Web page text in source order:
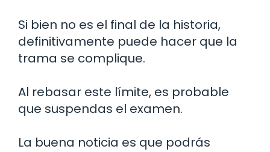
Si bien no es el final de la historia,
definitivamente puede hacer que la
trama se complique.
Al rebasar este límite, es probable
que suspendas el examen.
La buena noticia es que podrás